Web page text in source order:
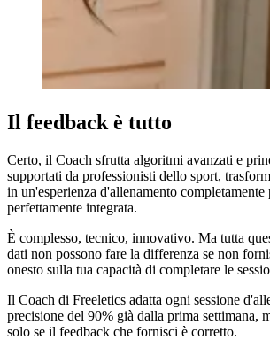
Il feedback è tutto
Certo, il Coach sfrutta algoritmi avanzati e
supportati da professionisti dello sport,
in un'esperienza d'allenamento completamente
perfettamente integrata.
È complesso, tecnico, innovativo. Ma tutta
dati non possono fare la differenza se non
onesto sulla tua capacità di completare le
Il Coach di Freeletics adatta ogni sessione
precisione del 90% già dalla prima settimana,
solo se il feedback che fornisci è corretto.